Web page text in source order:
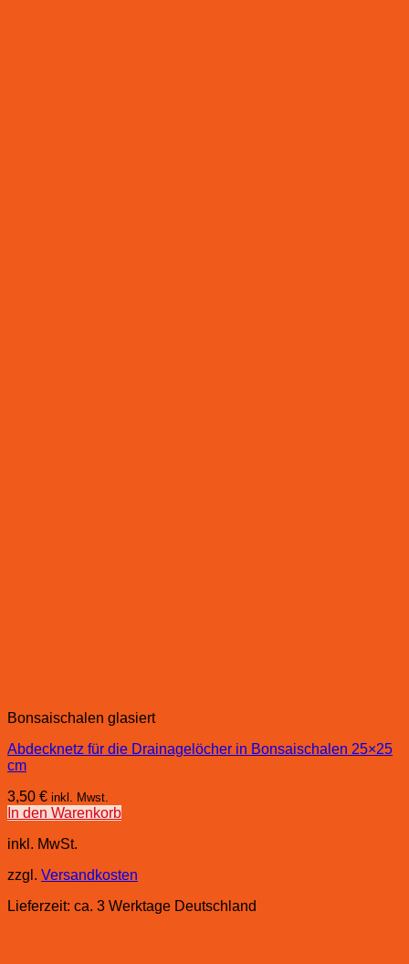
Bonsaischalen glasiert
Abdecknetz für die Drainagelöcher in Bonsaischalen 25×25
cm
3,50 € inkl. Mwst.
In den Warenkorb
inkl. MwSt.
zzgl. Versandkosten
Lieferzeit: ca. 3 Werktage Deutschland